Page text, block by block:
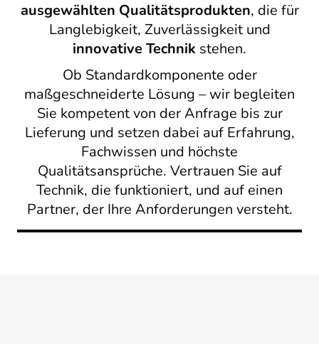
ausgewählten Qualitätsprodukten, die für
Langlebigkeit, Zuverlässigkeit und
innovative Technik stehen.
Ob Standardkomponente oder
maßgeschneiderte Lösung – wir begleiten
Sie kompetent von der Anfrage bis zur
Lieferung und setzen dabei auf Erfahrung,
Fachwissen und höchste
Qualitätsansprüche. Vertrauen Sie auf
Technik, die funktioniert, und auf einen
Partner, der Ihre Anforderungen versteht.